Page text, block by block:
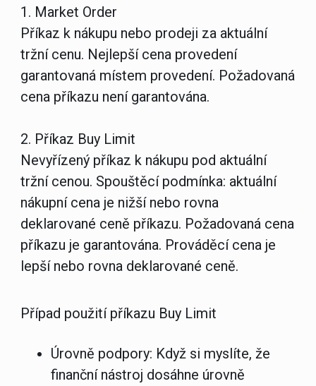
1. Market Order
Příkaz k nákupu nebo prodeji za aktuální
tržní cenu. Nejlepší cena provedení
garantovaná místem provedení. Požadovaná
cena příkazu není garantována.
2. Příkaz Buy Limit
Nevyřízený příkaz k nákupu pod aktuální
tržní cenou. Spouštěcí podmínka: aktuální
nákupní cena je nižší nebo rovna
deklarované ceně příkazu. Požadovaná cena
příkazu je garantována. Prováděcí cena je
lepší nebo rovna deklarované ceně.
Případ použití příkazu Buy Limit
Úrovně podpory: Když si myslíte, že
finanční nástroj dosáhne úrovně